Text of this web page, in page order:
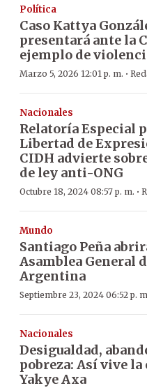
Política
Caso Kattya
presentará ante la
ejemplo de
Marzo 5, 2026 12:01 p. m. ·
Nacionales
Relatoría Especial
Libertad de
CIDH advierte
de ley anti-ONG
Octubre 18, 2024 08:57 p. m. ·
Mundo
Santiago Peña
Asamblea General
Argentina
Septiembre 23, 2024 06:52 p.
Nacionales
Desigualdad,
pobreza: Así vive
Yakye Axa